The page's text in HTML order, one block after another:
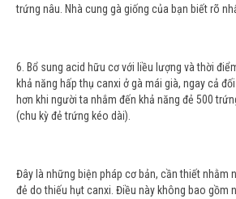
trứng nâu. Nhà cung gà giống của bạn biết rõ
6. Bổ sung acid hữu cơ với liều lượng và thời
khả năng hấp thụ canxi ở gà mái già, ngay cả
hơn khi người ta nhắm đến khả năng đẻ 500
(chu kỳ đẻ trứng kéo dài).
Đây là những biện pháp cơ bản, cần thiết nhằm
đẻ do thiếu hụt canxi. Điều này không bao gồm